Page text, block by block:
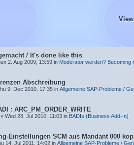
/ It's done like this
2. Aug 2009, 13:59 in Moderator werden? Becoming
Abschreibung
9. Dec 2010, 17:35 in Allgemeine SAP-Probleme /
: ARC_PM_ORDER_WRITE
Wed 28. Jul 2010, 11:03 in BADIs (Business Add-In)
Einstellungen SCM aus Mandant 000
14. Jul 2011, 14:02 in Allgemeine SAP-Probleme /